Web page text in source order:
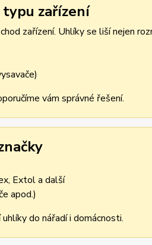
zařízení
zařízení. Uhlíky se liší nejen
vám správné řešení.
Extol a další
apod.)
do nářadí i domácnosti.